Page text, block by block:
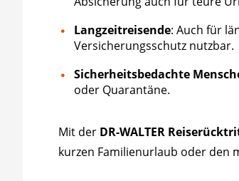
Langzeitreisende: Auch für
Versicherungsschutz nutzbar.
Sicherheitsbedachte
oder Quarantäne.
Mit der DR-WALTER
kurzen Familienurlaub oder den